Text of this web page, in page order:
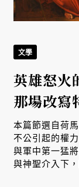
文學
英雄怒火
那場改寫
本篇節選自荷
不公引起的權
與軍中第一猛
與神聖介入下